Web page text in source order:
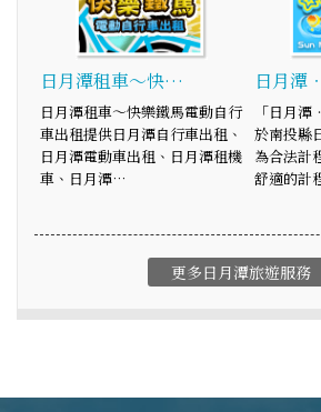
日月潭租車～快…
日月潭租車～快樂鐵馬電動自行
車出租提供日月潭自行車出租、
日月潭電動車出租、日月潭租機
車、日月潭…
日月
「日月
於南投縣
為合法計
舒適的計
更多日月潭旅遊服務